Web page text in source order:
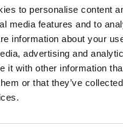
to personalise content
media features and to
information about your
advertising and
it with other information
or that they’ve